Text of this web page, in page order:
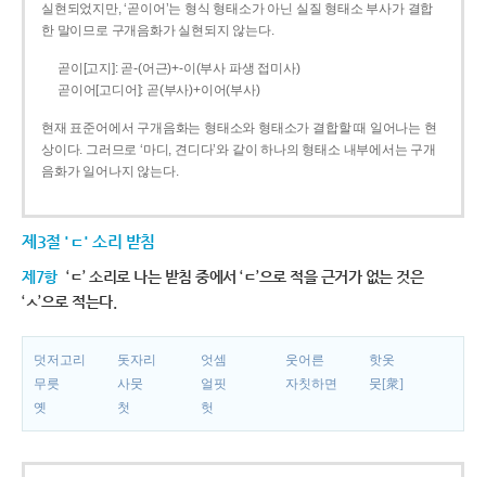
실현되었지만, ‘곧이어’는 형식 형태소가 아닌 실질 형태소 부사가 결합
한 말이므로 구개음화가 실현되지 않는다.
곧이[고지]: 곧-­(어근)+­-이(부사 파생 접미사)
곧이어[고디어]: 곧(부사)+이어(부사)
현재 표준어에서 구개음화는 형태소와 형태소가 결합할 때 일어나는 현
상이다. 그러므로 ‘마디, 견디다’와 같이 하나의 형태소 내부에서는 구개
음화가 일어나지 않는다.
제3절 'ㄷ' 소리 받침
제7항 ‘ㄷ’ 소리로 나는 받침 중에서 ‘ㄷ’으로 적을 근거가 없는 것은
‘ㅅ’으로 적는다.
덧저고리 돗자리 엇셈 웃어른
핫옷
무릇
사뭇 얼핏 자칫하면
뭇[衆]
옛
첫 헛